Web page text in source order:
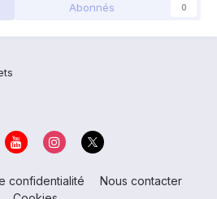
Abonnés 0
confidentialité
Nous contacter